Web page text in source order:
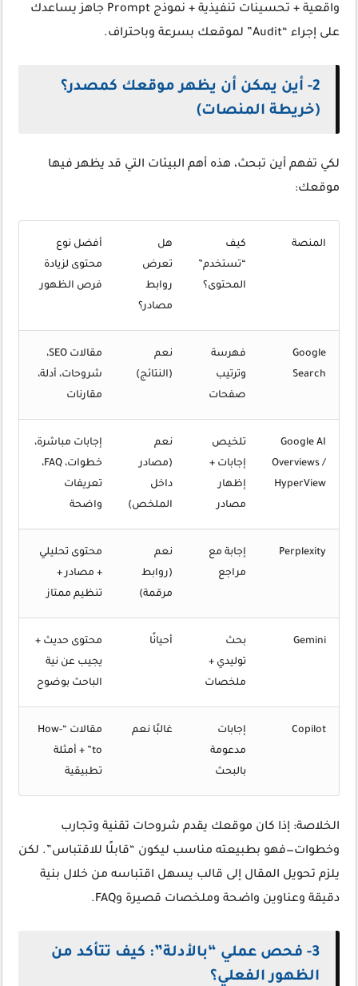
واقعية + تحسينات تنفيذية + نموذج Prompt جاهز يساعدك
على إجراء “Audit” لموقعك بسرعة وباحتراف.
2- أين يمكن أن يظهر موقعك كمصدر؟
(خريطة المنصات)
لكي تفهم أين تبحث، هذه أهم البيئات التي قد يظهر فيها
موقعك:
المنصة
كيف
“تستخدم”
المحتوى؟
هل
تعرض
روابط
مصادر؟
أفضل نوع
محتوى لزيادة
فرص الظهور
Google
Search
فهرسة
وترتيب
صفحات
نعم
(النتائج)
مقالات SEO،
شروحات، أدلة،
مقارنات
Google AI
Overviews /
HyperView
تلخيص
إجابات +
إظهار
مصادر
نعم
(مصادر
داخل
الملخص)
إجابات مباشرة،
خطوات، FAQ،
تعريفات
واضحة
Perplexity
إجابة مع
مراجع
نعم
(روابط
مرقمة)
محتوى تحليلي
+ مصادر +
تنظيم ممتاز
Gemini
بحث
توليدي +
ملخصات
أحيانًا
محتوى حديث +
يجيب عن نية
الباحث بوضوح
Copilot
إجابات
مدعومة
بالبحث
غالبًا نعم
مقالات “How-
to” + أمثلة
تطبيقية
الخلاصة: إذا كان موقعك يقدم شروحات تقنية وتجارب
وخطوات—فهو بطبيعته مناسب ليكون “قابلًا للاقتباس”. لكن
يلزم تحويل المقال إلى قالب يسهل اقتباسه من خلال بنية
دقيقة وعناوين واضحة وملخصات قصيرة وFAQ.
3- فحص عملي “بالأدلة”: كيف تتأكد من
الظهور الفعلي؟